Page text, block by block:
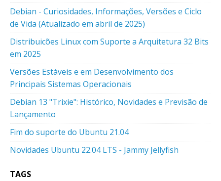
Debian - Curiosidades, Informações, Versões e Ciclo
de Vida (Atualizado em abril de 2025)
Distribuicões Linux com Suporte a Arquitetura 32 Bits
em 2025
Versões Estáveis e em Desenvolvimento dos
Principais Sistemas Operacionais
Debian 13 "Trixie": Histórico, Novidades e Previsão de
Lançamento
Fim do suporte do Ubuntu 21.04
Novidades Ubuntu 22.04 LTS - Jammy Jellyfish
TAGS